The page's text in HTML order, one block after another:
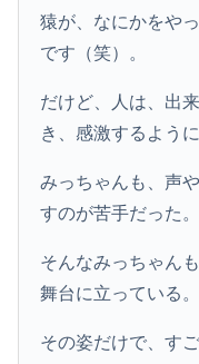
猿が、なにかをや
です（笑）。
だけど、人は、出
き、感激するよう
みっちゃんも、声
すのが苦手だった。
そんなみっちゃん
舞台に立っている。
その姿だけで、す